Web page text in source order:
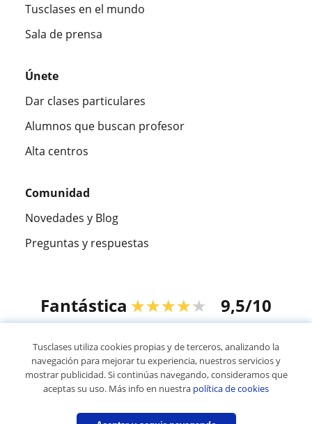
Tusclases en el mundo
Sala de prensa
Únete
Dar clases particulares
Alumnos que buscan profesor
Alta centros
Comunidad
Novedades y Blog
Preguntas y respuestas
Fantástica ★★★★★ 9,5/10
© 2007 - 2026 Tusclases.pe
Mapa web:Profesores particulares
Tusclases utiliza cookies propias y de terceros, analizando la
navegación para mejorar tu experiencia, nuestros servicios y
mostrar publicidad. Si continúas navegando, consideramos que
aceptas su uso. Más info en nuestra política de cookies